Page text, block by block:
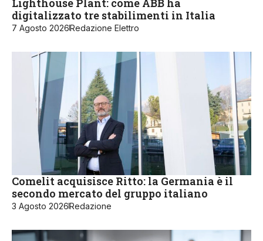
digitalizzato tre stabilimenti in Italia
7 Agosto 2026Redazione Elettro
Comelit acquisisce Ritto: la Germania è il
secondo mercato del gruppo italiano
3 Agosto 2026Redazione